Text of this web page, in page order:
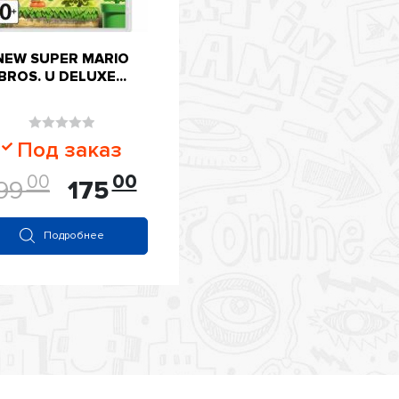
SUPER MARIO
U DELUXE...
Оценка
0
из
Под заказ
00 175 00
Подробнее